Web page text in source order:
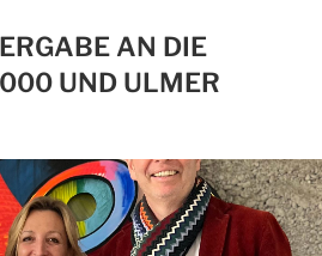
AN DIE
UND ULMER